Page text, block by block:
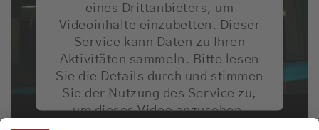
eines Drittanbieters, um
Videoinhalte einzubetten. Dieser
Service kann Daten zu Ihren
Aktivitäten sammeln. Bitte lesen
Sie die Details durch und stimmen
Sie der Nutzung des Service zu,
um dieses Video anzusehen.